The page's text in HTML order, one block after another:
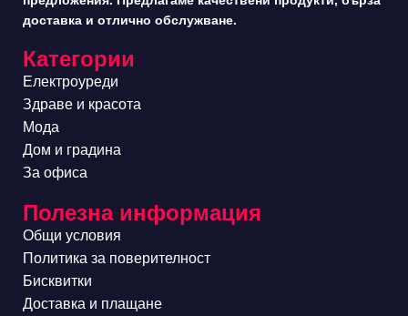
доставка и отлично обслужване.
Категории
Електроуреди
Здраве и красота
Мода
Дом и градина
За офиса
Полезна информация
Общи условия
Политика за поверителност
Бисквитки
Доставка и плащане